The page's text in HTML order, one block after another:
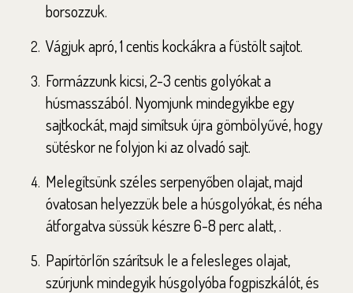
borsozzuk.
Vágjuk apró, 1 centis kockákra a füstölt sajtot.
Formázzunk kicsi, 2-3 centis golyókat a
húsmasszából. Nyomjunk mindegyikbe egy
sajtkockát, majd simítsuk újra gömbölyűvé, hogy
sütéskor ne folyjon ki az olvadó sajt.
Melegítsünk széles serpenyőben olajat, majd
óvatosan helyezzük bele a húsgolyókat, és néha
átforgatva süssük készre 6-8 perc alatt, .
Papírtörlőn szárítsuk le a felesleges olajat,
szúrjunk mindegyik húsgolyóba fogpiszkálót, és